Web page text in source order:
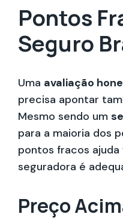
Pontos
Seguro
Uma avaliação
precisa apontar
Mesmo sendo um
para a maioria dos
pontos fracos
seguradora é
Preço